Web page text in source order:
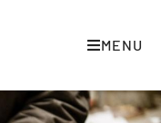
MENU